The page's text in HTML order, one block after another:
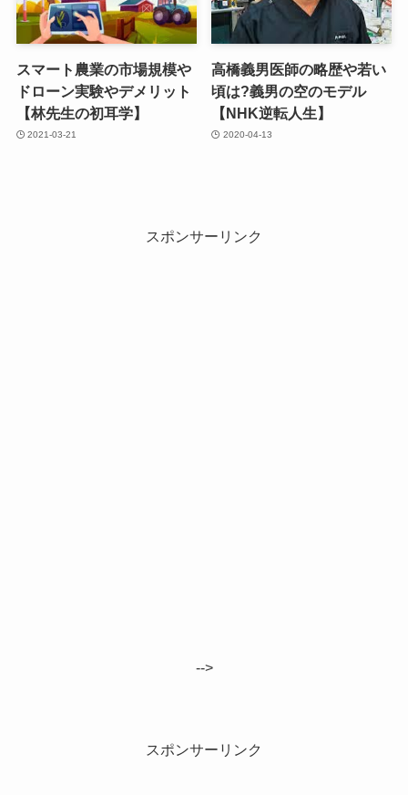
スマート農業の市場規模や
ドローン実験やデメリット
【林先生の初耳学】
2021-03-21
高橋義男医師の略歴や若い
頃は?義男の空のモデル
【NHK逆転人生】
2020-04-13
スポンサーリンク
-->
スポンサーリンク